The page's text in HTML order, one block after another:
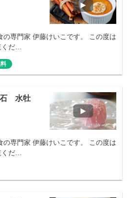
の専門家 伊藤けいこです。 この度は
くだ…
石 水牡
の専門家 伊藤けいこです。 この度は
くだ…